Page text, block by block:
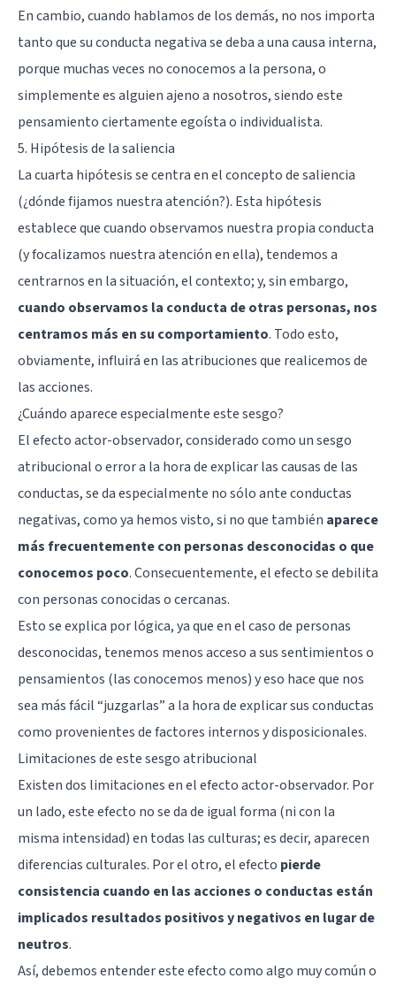
En cambio, cuando hablamos de los demás, no nos importa
tanto que su conducta negativa se deba a una causa interna,
porque muchas veces no conocemos a la persona, o
simplemente es alguien ajeno a nosotros, siendo este
pensamiento ciertamente egoísta o individualista.
5. Hipótesis de la saliencia
La cuarta hipótesis se centra en el concepto de saliencia
(¿dónde fijamos nuestra atención?). Esta hipótesis
establece que cuando observamos nuestra propia conducta
(y focalizamos nuestra atención en ella), tendemos a
centrarnos en la situación, el contexto; y, sin embargo,
cuando observamos la conducta de otras personas, nos
centramos más en su comportamiento. Todo esto,
obviamente, influirá en las atribuciones que realicemos de
las acciones.
¿Cuándo aparece especialmente este sesgo?
El efecto actor-observador, considerado como un sesgo
atribucional o error a la hora de explicar las causas de las
conductas, se da especialmente no sólo ante conductas
negativas, como ya hemos visto, si no que también aparece
más frecuentemente con personas desconocidas o que
conocemos poco. Consecuentemente, el efecto se debilita
con personas conocidas o cercanas.
Esto se explica por lógica, ya que en el caso de personas
desconocidas, tenemos menos acceso a sus sentimientos o
pensamientos (las conocemos menos) y eso hace que nos
sea más fácil “juzgarlas” a la hora de explicar sus conductas
como provenientes de factores internos y disposicionales.
Limitaciones de este sesgo atribucional
Existen dos limitaciones en el efecto actor-observador. Por
un lado, este efecto no se da de igual forma (ni con la
misma intensidad) en todas las culturas; es decir, aparecen
diferencias culturales. Por el otro, el efecto pierde
consistencia cuando en las acciones o conductas están
implicados resultados positivos y negativos en lugar de
neutros.
Así, debemos entender este efecto como algo muy común o